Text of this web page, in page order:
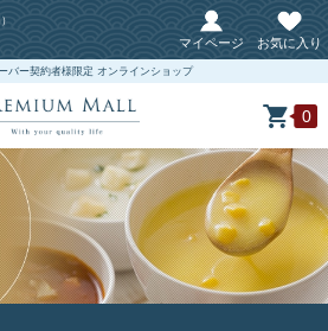
マイページ お気に入り
バー契約者様限定 オンラインショップ
0